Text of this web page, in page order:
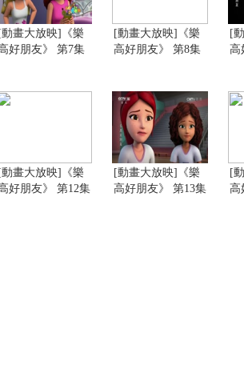
[動畫大放映]《樂
好朋友》 第7集
[動畫大放映]《樂
高好朋友》 第8集
[
高
[動畫大放映]《樂
好朋友》 第12集
[動畫大放映]《樂
高好朋友》 第13集
[
高